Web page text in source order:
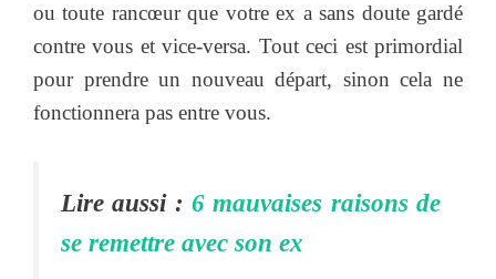
ou toute rancœur que votre ex a sans doute gardé
contre vous et vice-versa. Tout ceci est primordial
pour prendre un nouveau départ, sinon cela ne
fonctionnera pas entre vous.
Lire aussi : 6 mauvaises raisons de
se remettre avec son ex